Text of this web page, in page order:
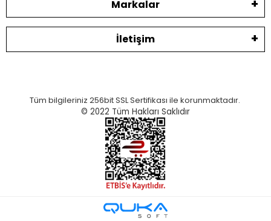
Markalar
İletişim
Tüm bilgileriniz 256bit SSL Sertifikası ile korunmaktadır.
© 2022 Tüm Hakları Saklıdır